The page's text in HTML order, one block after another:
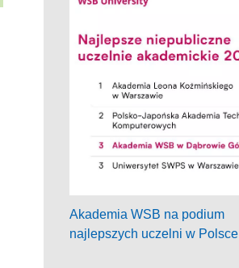
Akademia WSB na podium
najlepszych uczelni w Polsce